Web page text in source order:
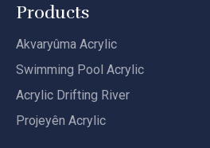
Products
Akvaryûma Acrylic
Swimming Pool Acrylic
Acrylic Drifting River
Projeyên Acrylic